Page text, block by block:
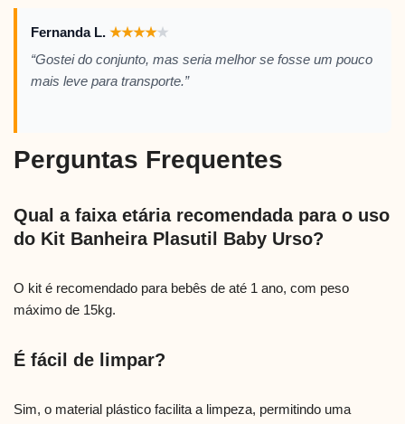
Fernanda L. ★★★★★
“Gostei do conjunto, mas seria melhor se fosse um pouco
mais leve para transporte.”
Perguntas Frequentes
Qual a faixa etária recomendada para o uso
do Kit Banheira Plasutil Baby Urso?
O kit é recomendado para bebês de até 1 ano, com peso
máximo de 15kg.
É fácil de limpar?
Sim, o material plástico facilita a limpeza, permitindo uma